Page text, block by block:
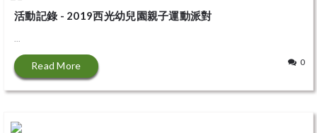
活動記錄 - 2019西光幼兒園親子運動派對
...
Read More 0